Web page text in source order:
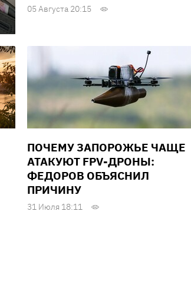
05 Августа 20:15
ПОЧЕМУ ЗАПОРОЖЬЕ ЧАЩЕ
АТАКУЮТ FPV-ДРОНЫ:
ФЕДОРОВ ОБЪЯСНИЛ
ПРИЧИНУ
31 Июля 18:11